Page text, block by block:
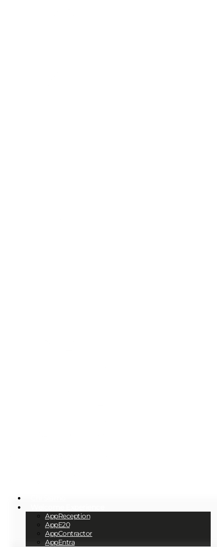
AppReception
AppE20
AppContractor
AppEntra